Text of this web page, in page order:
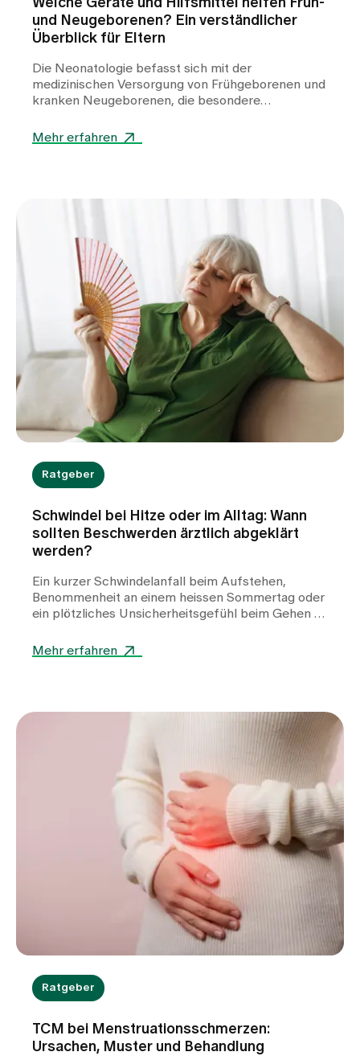
und Neugeborenen? Ein verständlicher
Überblick für Eltern
Die Neonatologie befasst sich mit der
medizinischen Versorgung von Frühgeborenen und
kranken Neugeborenen, die besondere
Neonatologie am Spital Zollikerberg werden
Frühgeborene ab der 32. Schwangerschaftswoche
lebenswichtige Funktionen zu stabilisieren, die
Start ins Leben zu ermöglichen.
Mehr erfahren
Ratgeber
Schwindel bei Hitze oder im Alltag: Wann
sollten Beschwerden ärztlich abgeklärt
werden?
Ein kurzer Schwindelanfall beim Aufstehen,
Benommenheit an einem heissen Sommertag oder
ein plötzliches Unsicherheitsgefühl beim Gehen –
Betroffene häufig verunsichern. Während Hitze
Ursachen dahinterstecken. Erfahren Sie, wann
Schwindel harmlos ist, welche Warnzeichen Sie
ernst nehmen sollten und wie wir Sie bei der
Abklärung unterstützen.
Mehr erfahren
Ratgeber
TCM bei Menstruationsschmerzen:
Ursachen, Muster und Behandlung